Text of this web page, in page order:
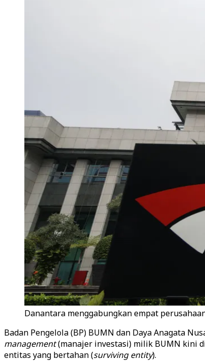
Danantara menggabungkan empat
Badan Pengelola (BP) BUMN dan Daya Anagata
management(manajer investasi) milik BUMN kini
entitas yang bertahan (surviving entity).